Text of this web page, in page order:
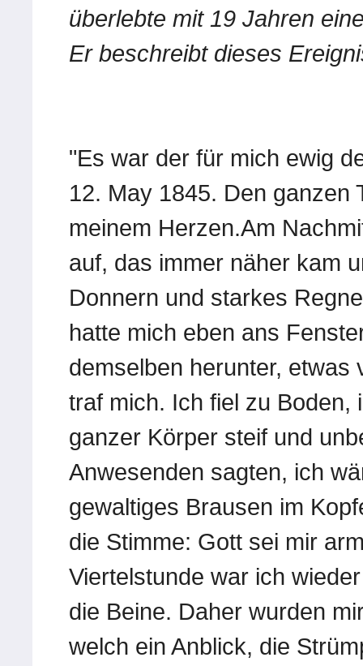
überlebte mit 19 Jahren
Er beschreibt dieses
"Es war der für mich ewig
12. May 1845. Den ganzen
meinem Herzen.Am
auf, das immer näher kam
Donnern und starkes
hatte mich eben ans
demselben herunter,
traf mich. Ich fiel zu Boden,
ganzer Körper steif und
Anwesenden sagten, ich
gewaltiges Brausen im
die Stimme: Gott sei mir
Viertelstunde war ich
die Beine. Daher wurden
welch ein Anblick, die